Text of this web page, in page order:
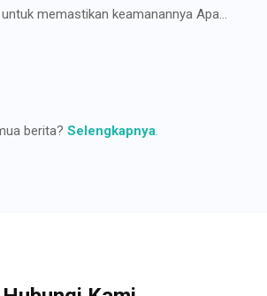
memastikan keamanannya Apa...
berita? Selengkapnya.